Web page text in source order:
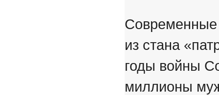
Современные
из стана
годы войны
миллионы